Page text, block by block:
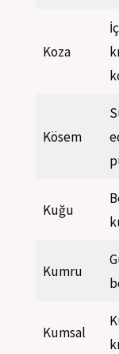
Koza
Kösem
Kuğu
Kumru
Kumsal